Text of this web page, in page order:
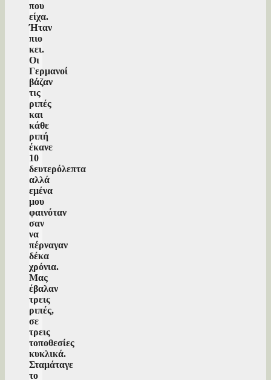
που
είχα.
Ήταν
πιο
κει.
Οι
Γερμανοί
βάζαν
τις
ριπές
και
κάθε
ριπή
έκανε
10
δευτερόλεπτα
αλλά
εμένα
μου
φαινόταν
σαν
να
πέρναγαν
δέκα
χρόνια.
Μας
έβαλαν
τρεις
ριπές,
σε
τρεις
τοποθεσίες
κυκλικά.
Σταμάταγε
το